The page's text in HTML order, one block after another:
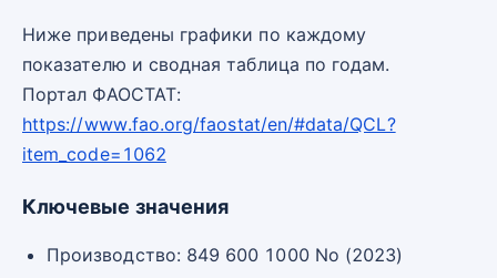
Ниже приведены графики по каждому
показателю и сводная таблица по годам.
Портал ФАОСТАТ:
https://www.fao.org/faostat/en/#data/QCL?
item_code=1062
Ключевые значения
Производство: 849 600 1000 No (2023)